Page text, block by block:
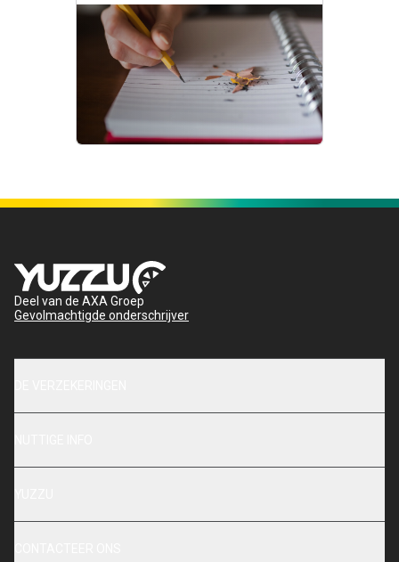
Deel van de AXA Groep
Gevolmachtigde onderschrijver